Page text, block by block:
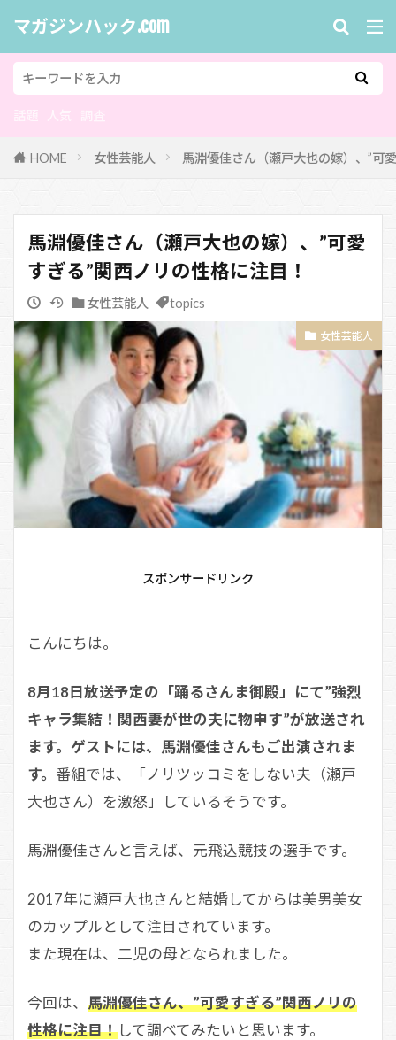
マガジンハック.com
HOME 女性芸能人 馬淵優佳さん（瀬戸大也の嫁）、”可
馬淵優佳さん（瀬戸大也の嫁）、”可愛
すぎる”関西ノリの性格に注目！
女性芸能人 topics
女性芸能人
スポンサードリンク
こんにちは。
8月18日放送予定の「踊るさんま御殿」にて”強烈
キャラ集結！関西妻が世の夫に物申す”が放送され
ます。ゲストには、馬淵優佳さんもご出演されま
す。 番組では、「ノリツッコミをしない夫（瀬戸
大也さん）を激怒」しているそうです。
馬淵優佳さんと言えば、元飛込競技の選手です。
2017年に瀬戸大也さんと結婚してからは美男美女
のカップルとして注目されています。
また現在は、二児の母となられました。
今回は、 馬淵優佳さん、”可愛すぎる”関西ノリの
性格に注目！して調べてみたいと思います。